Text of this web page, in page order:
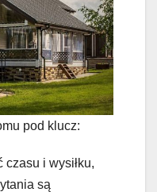
pod klucz:
i wysiłku,
są